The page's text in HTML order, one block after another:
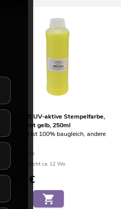
EUROLITE UV-aktive Stempelfarbe,
transparent gelb, 250ml
der Artikel ist 100% baugleich, andere
Farbe
No. 51108006
Bestand reicht ca. 12 Wo.
34,90 €